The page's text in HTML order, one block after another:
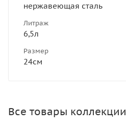
нержавеющая сталь
Литраж
6,5л
Размер
24см
Все товары коллекции